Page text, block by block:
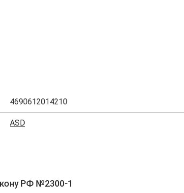
4690612014210
ASD
РФ №2300-1